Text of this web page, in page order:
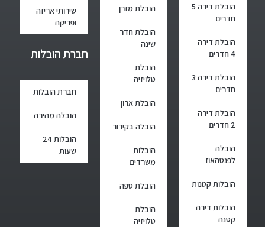
הובלת דירה 5
חדרים
הובלת דירה
4 חדרים
הובלת דירה 3
חדרים
הובלת דירה
2 חדרים
הובלה
לפנטהאוז
הובלות קטנות
הובלות דירה
קטנה
הובלת מזרן
הובלת חדר
שינה
הובלת
טלויזיה
הובלת ארון
הובלה בקירור
הובלות
משרדים
הובלת ספה
הובלת
טלויזיה
שירותי אריזה
ופריקה
חברת הובלות
חברת הובלות
הובלה מהירה
הובלות 24
שעות